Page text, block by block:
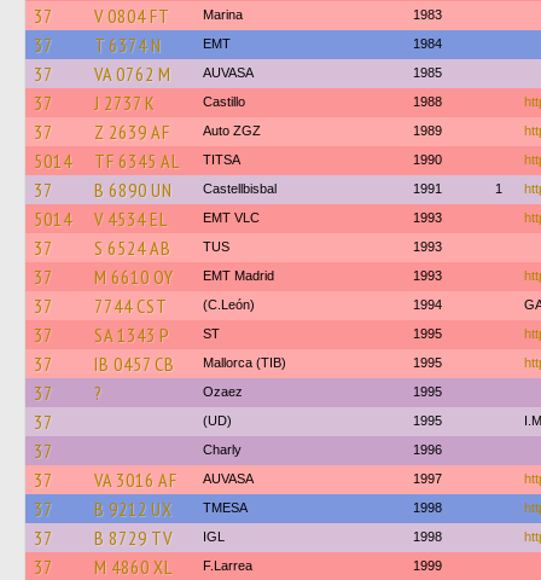
37 V 0804 FT Marina 1983
37 T 6374 N EMT 1984
37 VA 0762 M AUVASA 1985
37 J 2737 K Castillo 1988
37 Z 2639 AF Auto ZGZ 1989
5014 TF 6345 AL TITSA 1990
37 B 6890 UN Castellbisbal 1991 1
5014 V 4534 EL EMT VLC 1993
37 S 6524 AB TUS 1993
37 M 6610 OY EMT Madrid 1993
37 7744 CST (C.León) 1994
37 SA 1343 P ST 1995
37 IB 0457 CB Mallorca (TIB) 1995
37 ? Ozaez 1995
37 (UD) 1995
37 Charly 1996
37 VA 3016 AF AUVASA 1997
37 B 9212 UX TMESA 1998
37 B 8729 TV IGL 1998
37 M 4860 XL F.Larrea 1999